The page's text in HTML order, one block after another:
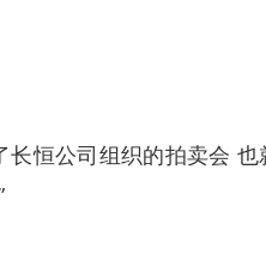
恒公司组织的拍卖会 也